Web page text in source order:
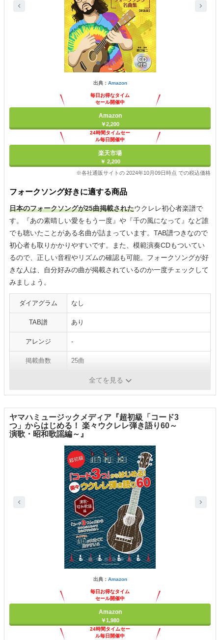
出典： Amazon
毎日お得なタイム
セール開催中
Amazon
￥2,200
24時間タイムセー
ル毎日開催中
楽天市場
￥ 2,200
※各社通販サイトの 2024年10月09日時点 での税込価格
フォークソング好きに適する商品
日本のフォークソングが25曲掲載されたウクレレ初心者楽譜で
す。『あの素晴しい愛をもう一度』や『千の風になって』など誰
でも聴いたことがある名曲が詰まっています。TAB譜つきなので
初心者も取りかかりやすいです。また、模範演奏CDもついてい
るので、正しい音程やリズムの確認も可能。フォークソングが好
きな人は、自分好みの曲が掲載されているのか一度チェックして
みましょう。
ダイアグラム なし
TAB譜 あり
アレンジ -
掲載曲数 25曲
フォークソング
全てを見る
ヤマハミュージックメディア『超初級「コード3
つ」からはじめる！ 楽々ウクレレ弾き語り60～
演歌・昭和歌謡編～』
出典： Amazon
毎日お得なタイム
セール開催中
Amazon
￥1,980
24時間タイムセー
ル毎日開催中